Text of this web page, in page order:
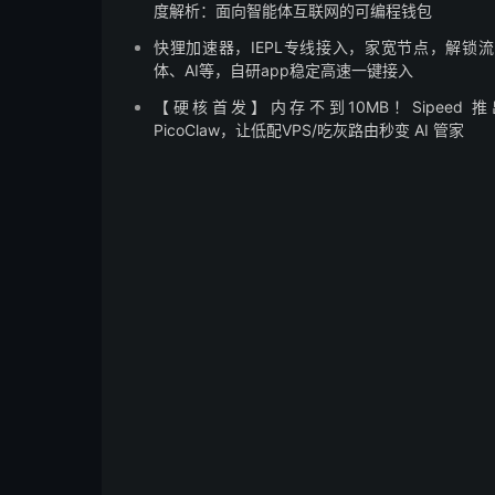
度解析：面向智能体互联网的可编程钱包
快狸加速器，IEPL专线接入，家宽节点，解锁
体、AI等，自研app稳定高速一键接入
【硬核首发】内存不到10MB！Sipeed
PicoClaw，让低配VPS/吃灰路由秒变 AI 管家